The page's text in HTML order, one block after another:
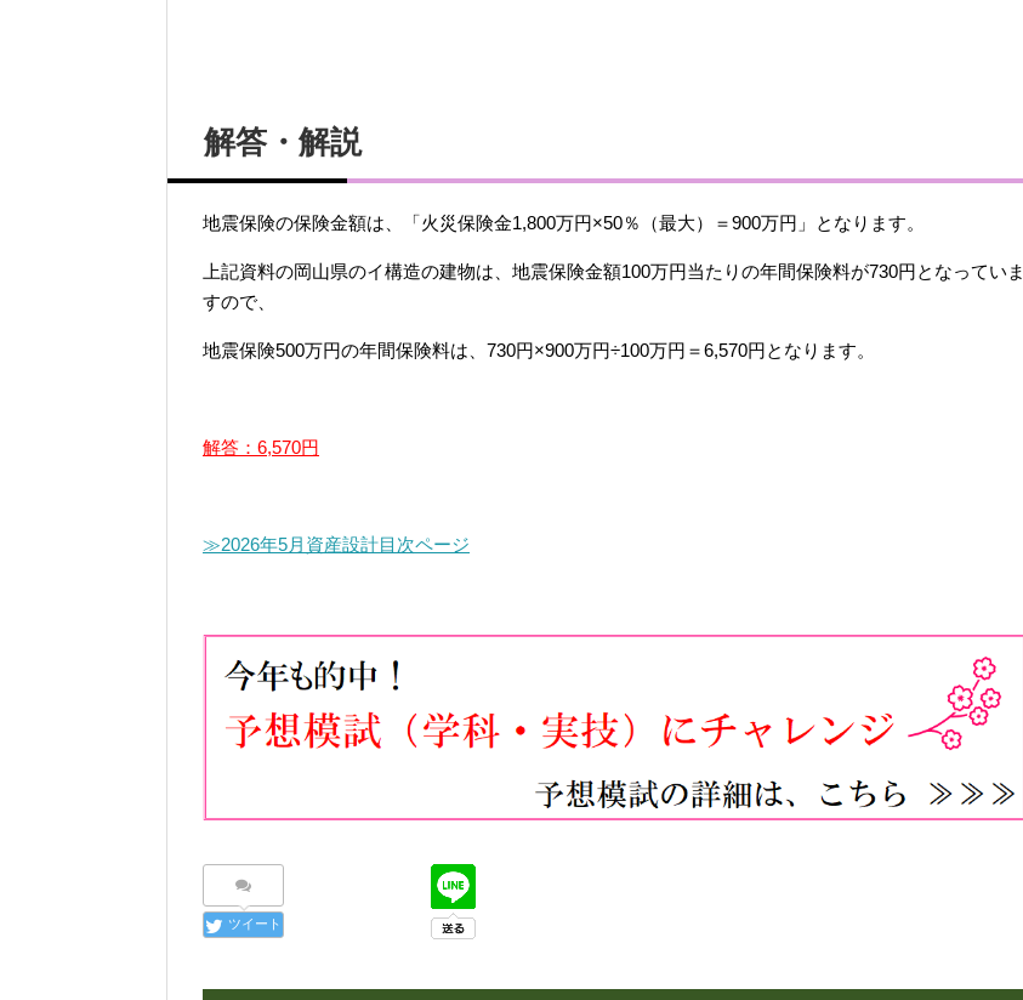
解答・解説
地震保険の保険金額は、「火災保険金1,800万円×50％（最大）＝900万円」となります。
上記資料の岡山県のイ構造の建物は、地震保険金額100万円当たりの年間保険料が730円となっていま
すので、
地震保険500万円の年間保険料は、730円×900万円÷100万円＝6,570円となります。
解答：6,570円
≫2026年5月資産設計目次ページ
ツイート